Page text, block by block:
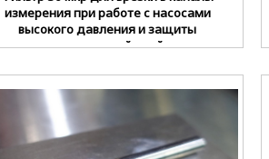
измерения при работе с насосами
высокого давления и защиты
измерительной ячейки